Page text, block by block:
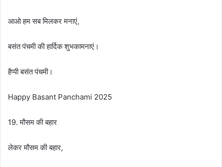
आओ हम सब मिलकर मनाएं,
बसंत पंचमी की हार्दिक शुभकामनाएं।
हैप्पी बसंत पंचमी।
Happy Basant Panchami 2025
19. मौसम की बहार
लेकर मौसम की बहार,